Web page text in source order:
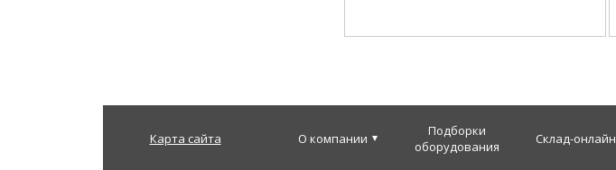
Карта сайта О компании
Подборки
оборудования
Склад-онлайн